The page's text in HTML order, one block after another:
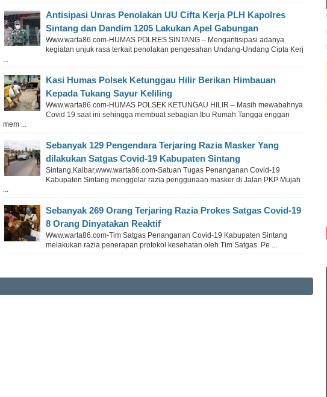
Antisipasi Unras Penolakan UU Cifta Kerja PLH Kapolres
Sintang dan Dandim 1205 Lakukan Apel Gabungan
Www.warta86.com-HUMAS POLRES SINTANG – Mengantisipasi adanya
kegiatan unjuk rasa terkait penolakan pengesahan Undang-Undang Cipta Kerj
...
Kasi Humas Polsek Ketunggau Hilir Berikan Himbauan
Kepada Tukang Sayur Keliling
Www.warta86.com-HUMAS POLSEK KETUNGAU HILIR – Masih mewabahnya
Covid 19 saat ini sehingga membuat sebagian Ibu Rumah Tangga enggan
mem ...
Sebanyak 129 Pengendara Terjaring Razia Masker Yang
dilakukan Satgas Covid-19 Kabupaten Sintang
Sintang.Kalbar,www.warta86.com-Satuan Tugas Penanganan Covid-19
Kabupaten Sintang menggelar razia penggunaan masker di Jalan PKP Mujah
...
Sebanyak 269 Orang Terjaring Razia Prokes Satgas Covid-19
8 Orang Dinyatakan Reaktif
Www.warta86.com-Tim Satgas Penanganan Covid-19 Kabupaten Sintang
melakukan razia penerapan protokol kesehatan oleh Tim Satgas Pe ...